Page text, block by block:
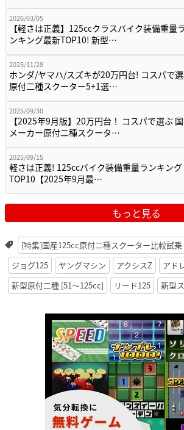
2026/03/05
【軽さは正義】125ccクラスバイク装備重量
ンキング最新TOP10! 新型…
2025/11/28
ホンダ/ヤマハ/スズキが20万円台! コスパで
原付二種スクーター5+1選…
2025/09/30
【2025年9月版】20万円台！ コスパで選ぶ
メーカー原付二種スクータ…
2025/09/15
軽さは正義! 125ccバイク装備重量ランキング
TOP10【2025年9月最…
もっと見る
[特集]国産125cc原付二種スクーター比較試乗
ジョグ125
ヤングマシン アクシスZ
アド
新型原付二種 [51〜125cc]
リード125 新型